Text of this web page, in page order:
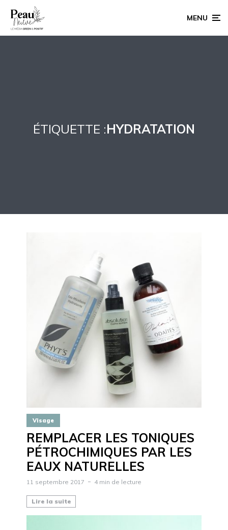
MENU
ÉTIQUETTE :HYDRATATION
Visage
REMPLACER LES TONIQUES
PÉTROCHIMIQUES PAR LES
EAUX NATURELLES
11 septembre 2017 4 min de lecture
Lire la suite